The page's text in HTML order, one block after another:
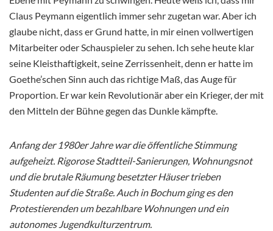
Claus Peymann eigentlich immer sehr zugetan war. Aber ich
glaube nicht, dass er Grund hatte, in mir einen vollwertigen
Mitarbeiter oder Schauspieler zu sehen. Ich sehe heute klar
seine Kleisthaftigkeit, seine Zerrissenheit, denn er hatte im
Goethe’schen Sinn auch das richtige Maß, das Auge für
Proportion. Er war kein Revolutionär aber ein Krieger, der mit
den Mitteln der Bühne gegen das Dunkle kämpfte.
Anfang der 1980er Jahre war die öffentliche Stimmung
aufgeheizt. Rigorose Stadtteil-Sanierungen, Wohnungsnot
und die brutale Räumung besetzter Häuser trieben
Studenten auf die Straße. Auch in Bochum ging es den
Protestierenden um bezahlbare Wohnungen und ein
autonomes Jugendkulturzentrum.